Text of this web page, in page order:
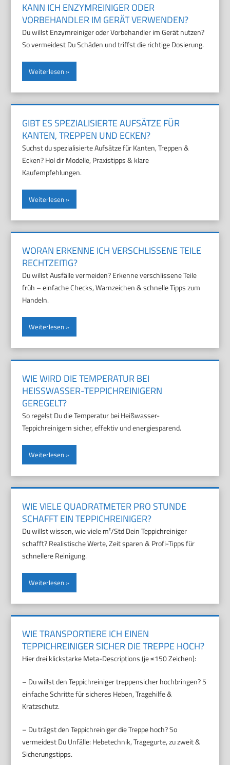
KANN ICH ENZYMREINIGER ODER
VORBEHANDLER IM GERÄT VERWENDEN?
Du willst Enzymreiniger oder Vorbehandler im Gerät nutzen?
So vermeidest Du Schäden und triffst die richtige Dosierung.
Weiterlesen
GIBT ES SPEZIALISIERTE AUFSÄTZE FÜR
KANTEN, TREPPEN UND ECKEN?
Suchst du spezialisierte Aufsätze für Kanten, Treppen &
Ecken? Hol dir Modelle, Praxistipps & klare
Kaufempfehlungen.
Weiterlesen
WORAN ERKENNE ICH VERSCHLISSENE TEILE
RECHTZEITIG?
Du willst Ausfälle vermeiden? Erkenne verschlissene Teile
früh – einfache Checks, Warnzeichen & schnelle Tipps zum
Handeln.
Weiterlesen
WIE WIRD DIE TEMPERATUR BEI
HEISSWASSER-TEPPICHREINIGERN G
EREGELT?
So regelst Du die Temperatur bei Heißwasser-
Teppichreinigern sicher, effektiv und energiesparend.
Weiterlesen
WIE VIELE QUADRATMETER PRO STUNDE
SCHAFFT EIN TEPPICHREINIGER?
Du willst wissen, wie viele m²/Std Dein Teppichreiniger
schafft? Realistische Werte, Zeit sparen & Profi-Tipps für
schnellere Reinigung.
Weiterlesen
WIE TRANSPORTIERE ICH EINEN
TEPPICHREINIGER SICHER DIE TREPPE HOCH?
Hier drei klickstarke Meta-Descriptions (je ≤150 Zeichen):
– Du willst den Teppichreiniger treppensicher hochbringen? 5
einfache Schritte für sicheres Heben, Tragehilfe &
Kratzschutz.
– Du trägst den Teppichreiniger die Treppe hoch? So
vermeidest Du Unfälle: Hebetechnik, Tragegurte, zu zweit &
Sicherungstipps.